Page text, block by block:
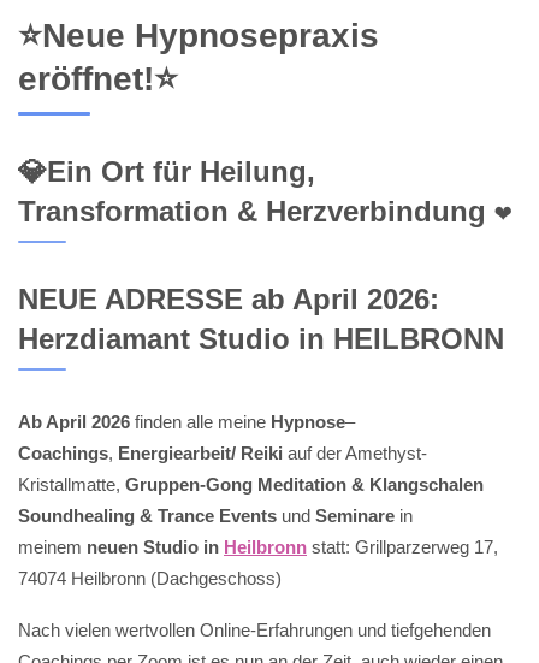
⭐Neue Hypnosepraxis
eröffnet!⭐
💎Ein Ort für Heilung,
Transformation & Herzverbindung ❤️
NEUE ADRESSE ab April 2026:
Herzdiamant Studio in HEILBRONN
Ab April 2026 finden alle meine Hypnose–
Coachings, Energiearbeit/ Reiki auf der Amethyst-
Kristallmatte, Gruppen-Gong Meditation & Klangschalen
Soundhealing & Trance Events und Seminare in
meinem neuen Studio in Heilbronn statt: Grillparzerweg 17,
74074 Heilbronn (Dachgeschoss)
Nach vielen wertvollen Online-Erfahrungen und tiefgehenden